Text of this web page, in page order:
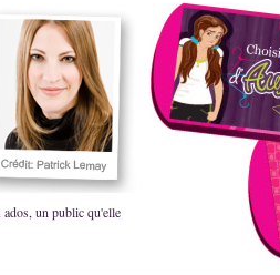
ados, un public qu'elle